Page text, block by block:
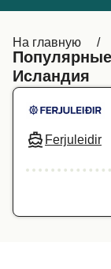
Ελλάδα
Polska
Schweiz
Україна
المغرب
На главную
Исландия
Ferjuleidir